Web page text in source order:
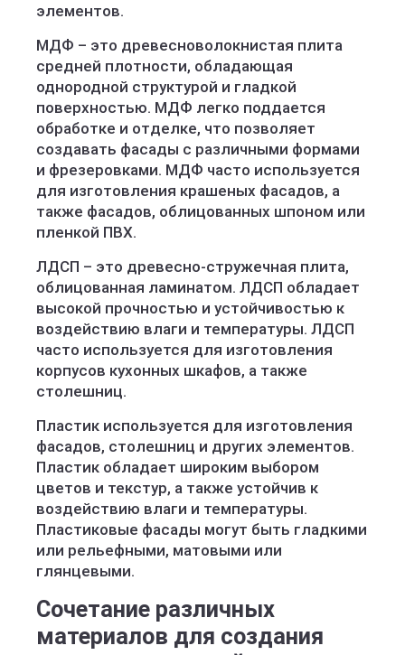
элементов.
МДФ – это древесноволокнистая плита
средней плотности, обладающая
однородной структурой и гладкой
поверхностью. МДФ легко поддается
обработке и отделке, что позволяет
создавать фасады с различными формами
и фрезеровками. МДФ часто используется
для изготовления крашеных фасадов, а
также фасадов, облицованных шпоном или
пленкой ПВХ.
ЛДСП – это древесно-стружечная плита,
облицованная ламинатом. ЛДСП обладает
высокой прочностью и устойчивостью к
воздействию влаги и температуры. ЛДСП
часто используется для изготовления
корпусов кухонных шкафов, а также
столешниц.
Пластик используется для изготовления
фасадов, столешниц и других элементов.
Пластик обладает широким выбором
цветов и текстур, а также устойчив к
воздействию влаги и температуры.
Пластиковые фасады могут быть гладкими
или рельефными, матовыми или
глянцевыми.
Сочетание различных
материалов для создания